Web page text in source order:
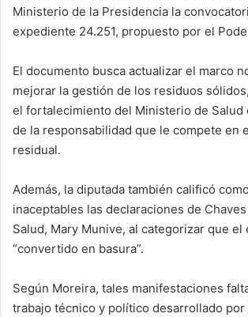
Ministerio de la Presidencia la
expediente 24.251, propuesto por el
El documento busca actualizar el marco
mejorar la gestión de los residuos
el fortalecimiento del Ministerio de Salud
de la responsabilidad que le compete en
residual.
Además, la diputada también calificó
inaceptables las declaraciones de
Salud, Mary Munive, al categorizar que
“convertido en basura”.
Según Moreira, tales manifestaciones
trabajo técnico y político desarrollado por